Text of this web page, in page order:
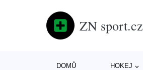
ZN sport.cz
DOMŮ HOKEJ